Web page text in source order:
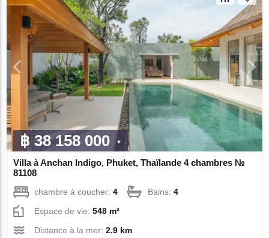
฿ 38 158 000
Villa à Anchan Indigo, Phuket, Thaïlande 4 chambres №
81108
chambre à coucher:4 Bains:4
Espace de vie:548 m²
Distance à la mer:2.9 km